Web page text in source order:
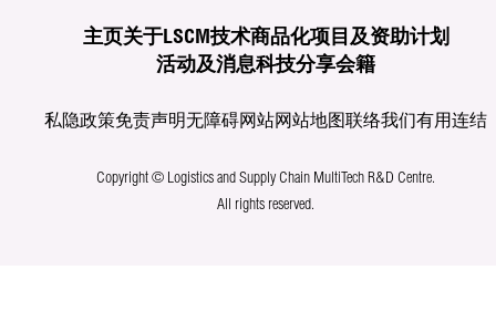
主页关于LSCM技术商品化项目及资助计划
活动及消息科技分享会籍
私隐政策免责声明无障碍网站网站地图联络我们有用连结
Copyright © Logistics and Supply Chain MultiTech R&D Centre.
All rights reserved.